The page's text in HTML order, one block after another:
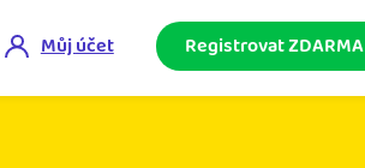
Můj účet Registrovat ZDARMA